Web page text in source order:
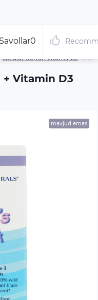
Bolalar uchun vitaminlar
+ Vitamin D3
Savollar0
mavjud emas